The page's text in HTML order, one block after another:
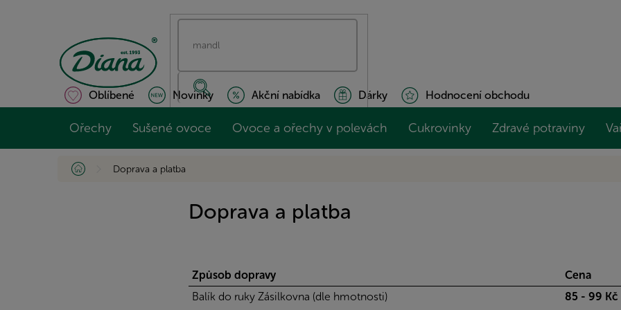
Oblíbené Novinky Akční nabídka Dárky Hodnocení obchodu
Ořechy Sušené ovoce Ovoce a ořechy v polevách Cukrovinky Zdravé potraviny
Domů Doprava a platba
Doprava a platba
Způsob dopravy
Cena
Balík do ruky Zásilkovna (dle hmotnosti)
85 - 99 Kč